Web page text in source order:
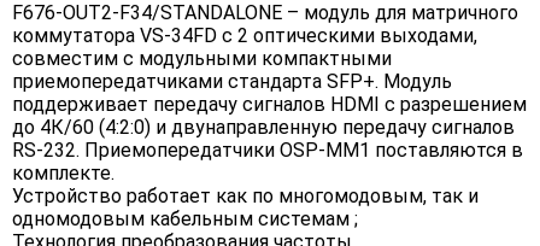
F676-OUT2-F34/STANDALONE – модуль для матричного
коммутатора VS-34FD с 2 оптическими выходами,
совместим с модульными компактными
приемопередатчиками стандарта SFP+. Модуль
поддерживает передачу сигналов HDMI с разрешением
до 4К/60 (4:2:0) и двунаправленную передачу сигналов
RS-232. Приемопередатчики OSP-MM1 поставляются в
комплекте.
Устройство работает как по многомодовым, так и
одномодовым кабельным системам ;